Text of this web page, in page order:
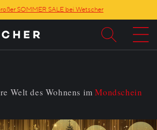
SOMMER SALE bei Wetscher
Welt des Wohnens imMondschein